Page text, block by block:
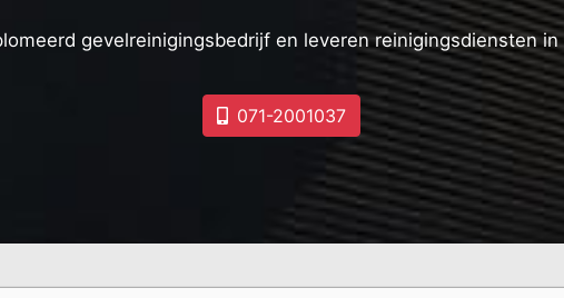
gevelreinigingsbedrijf en leveren reinigingsdiensten
071-2001037